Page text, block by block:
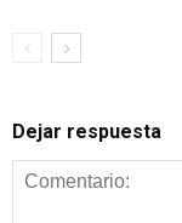
Dejar respuesta